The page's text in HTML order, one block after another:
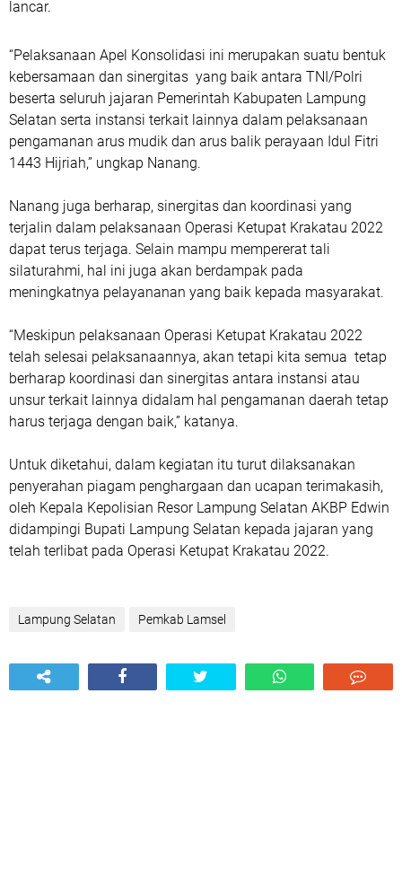
lancar.
“Pelaksanaan Apel Konsolidasi ini merupakan suatu bentuk
kebersamaan dan sinergitas yang baik antara TNI/Polri
beserta seluruh jajaran Pemerintah Kabupaten Lampung
Selatan serta instansi terkait lainnya dalam pelaksanaan
pengamanan arus mudik dan arus balik perayaan Idul Fitri
1443 Hijriah,” ungkap Nanang.
Nanang juga berharap, sinergitas dan koordinasi yang
terjalin dalam pelaksanaan Operasi Ketupat Krakatau 2022
dapat terus terjaga. Selain mampu mempererat tali
silaturahmi, hal ini juga akan berdampak pada
meningkatnya pelayananan yang baik kepada masyarakat.
“Meskipun pelaksanaan Operasi Ketupat Krakatau 2022
telah selesai pelaksanaannya, akan tetapi kita semua tetap
berharap koordinasi dan sinergitas antara instansi atau
unsur terkait lainnya didalam hal pengamanan daerah tetap
harus terjaga dengan baik,” katanya.
Untuk diketahui, dalam kegiatan itu turut dilaksanakan
penyerahan piagam penghargaan dan ucapan terimakasih,
oleh Kepala Kepolisian Resor Lampung Selatan AKBP Edwin
didampingi Bupati Lampung Selatan kepada jajaran yang
telah terlibat pada Operasi Ketupat Krakatau 2022.
Lampung Selatan Pemkab Lamsel